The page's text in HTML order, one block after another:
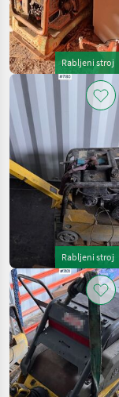
Rabljeni stroj
Rabljeni stroj